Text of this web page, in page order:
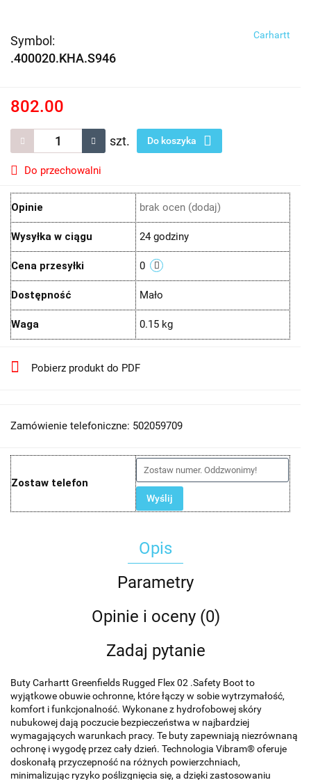
Symbol:
.400020.KHA.S946
Carhartt
802.00
szt. Do koszyka
Do przechowalni
Opinie brak ocen (dodaj)
Wysyłka w ciągu 24 godziny
Cena przesyłki 0
Dostępność Mało
Waga 0.15 kg
Pobierz produkt do PDF
Zamówienie telefoniczne: 502059709
Zostaw telefon
Wyślij
Opis
Parametry
Opinie i oceny (0)
Zadaj pytanie
Buty Carhartt Greenfields Rugged Flex 02 .Safety Boot to
wyjątkowe obuwie ochronne, które łączy w sobie wytrzymałość,
komfort i funkcjonalność. Wykonane z hydrofobowej skóry
nubukowej dają poczucie bezpieczeństwa w najbardziej
wymagających warunkach pracy. Te buty zapewniają niezrównaną
ochronę i wygodę przez cały dzień. Technologia Vibram® oferuje
doskonałą przyczepność na różnych powierzchniach,
minimalizując ryzyko poślizgnięcia się, a dzięki zastosowaniu